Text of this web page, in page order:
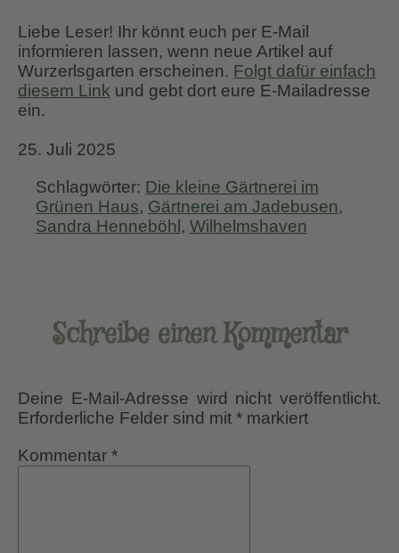
Liebe Leser! Ihr könnt euch per E-Mail
informieren lassen, wenn neue Artikel auf
Wurzerlsgarten erscheinen. Folgt dafür einfach
diesem Link und gebt dort eure E-Mailadresse
ein.
25. Juli 2025
Schlagwörter: Die kleine Gärtnerei im
Grünen Haus, Gärtnerei am Jadebusen,
Sandra Henneböhl , Wilhelmshaven
Schreibe einen Kommentar
Deine E-Mail-Adresse wird nicht veröffentlicht.
Erforderliche Felder sind mit * markiert
Kommentar *